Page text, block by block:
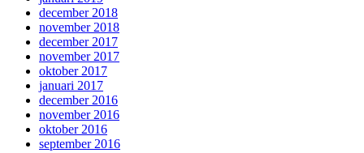
december 2018
november 2018
december 2017
november 2017
oktober 2017
januari 2017
december 2016
november 2016
oktober 2016
september 2016